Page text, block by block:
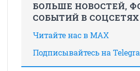
БОЛЬШЕ НОВОСТЕЙ,
СОБЫТИЙ В СОЦСЕТЯХ
Читайте нас в MAX
Подписывайтесь на